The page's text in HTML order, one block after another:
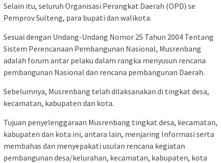
Selain itu, seluruh Organisasi Perangkat Daerah (OPD) se
Pemprov Sulteng, para bupati dan walikota.
Sesuai dengan Undang-Undang Nomor 25 Tahun 2004 Tentang
Sistem Perencanaan Pembangunan Nasional, Musrenbang
adalah forum antar pelaku dalam rangka menyusun rencana
pembangunan Nasional dan rencana pembangunan Daerah.
Sebelumnya, Musrenbang telah dilaksanakan di tingkat desa,
kecamatan, kabupaten dan kota.
Tujuan penyelenggaraan Musrenbang tingkat desa, kecamatan,
kabupaten dan kota ini, antara lain, menjaring Informasi serta
membahas dan menyepakati usulan rencana kegiatan
pembangunan desa/kelurahan, kecamatan, kabupaten, kota